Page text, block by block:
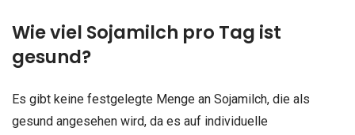
Wie viel Sojamilch pro Tag ist
gesund?
Es gibt keine festgelegte Menge an Sojamilch, die als
gesund angesehen wird, da es auf individuelle